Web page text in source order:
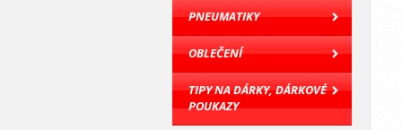
PNEUMATIKY
OBLEČENÍ
TIPY NA DÁRKY, DÁRKOVÉ
POUKAZY